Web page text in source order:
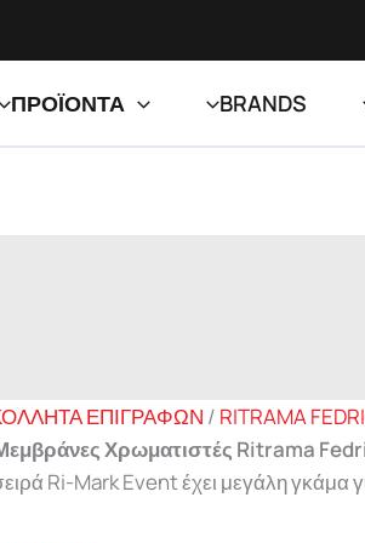
ΠΡΟΪΟΝΤΑ BRANDS
ΕΠΙΓΡΑΦΩΝ / RITRAMA
Χρωματιστές Ritrama
Ri-Mark Event έχει μεγάλη γκάμα